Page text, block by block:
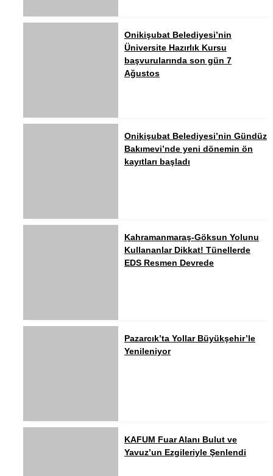
Onikişubat Belediyesi’nin
Üniversite Hazırlık Kursu
başvurularında son gün 7
Ağustos
Onikişubat Belediyesi’nin Gündüz
Bakımevi’nde yeni dönemin ön
kayıtları başladı
Kahramanmaraş-Göksun Yolunu
Kullananlar Dikkat! Tünellerde
EDS Resmen Devrede
Pazarcık’ta Yollar Büyükşehir’le
Yenileniyor
KAFUM Fuar Alanı Bulut ve
Yavuz’un Ezgileriyle Şenlendi